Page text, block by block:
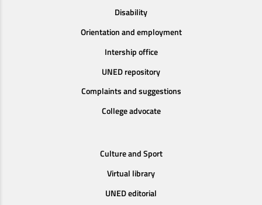
Disability
Orientation and employment
Intership office
UNED repository
Complaints and suggestions
College advocate
Culture and Sport
Virtual library
UNED editorial